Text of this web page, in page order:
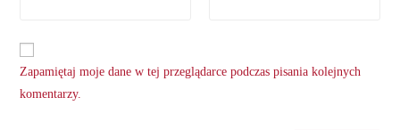
Zapamiętaj moje dane w tej przeglądarce podczas pisania kolejnych
komentarzy.